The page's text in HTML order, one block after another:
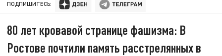
ПОДПИШИТЕСЬ:
80 лет кровавой странице фашизма: В
Ростове почтили память расстрелянных в